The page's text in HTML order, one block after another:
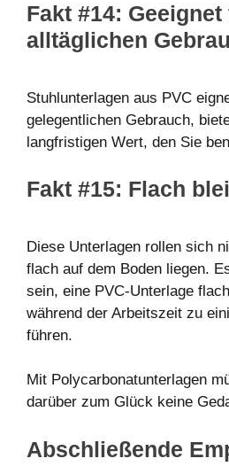
Fakt #14:
alltäglichen
Stuhlunterlagen aus PVC
gelegentlichen Gebrauch,
langfristigen Wert, den Sie
Fakt #15: Flach
Diese Unterlagen rollen sich
flach auf dem Boden liegen.
sein, eine PVC-Unterlage
während der Arbeitszeit zu
führen.
Mit Polycarbonatunterlagen
darüber zum Glück keine
Abschließende